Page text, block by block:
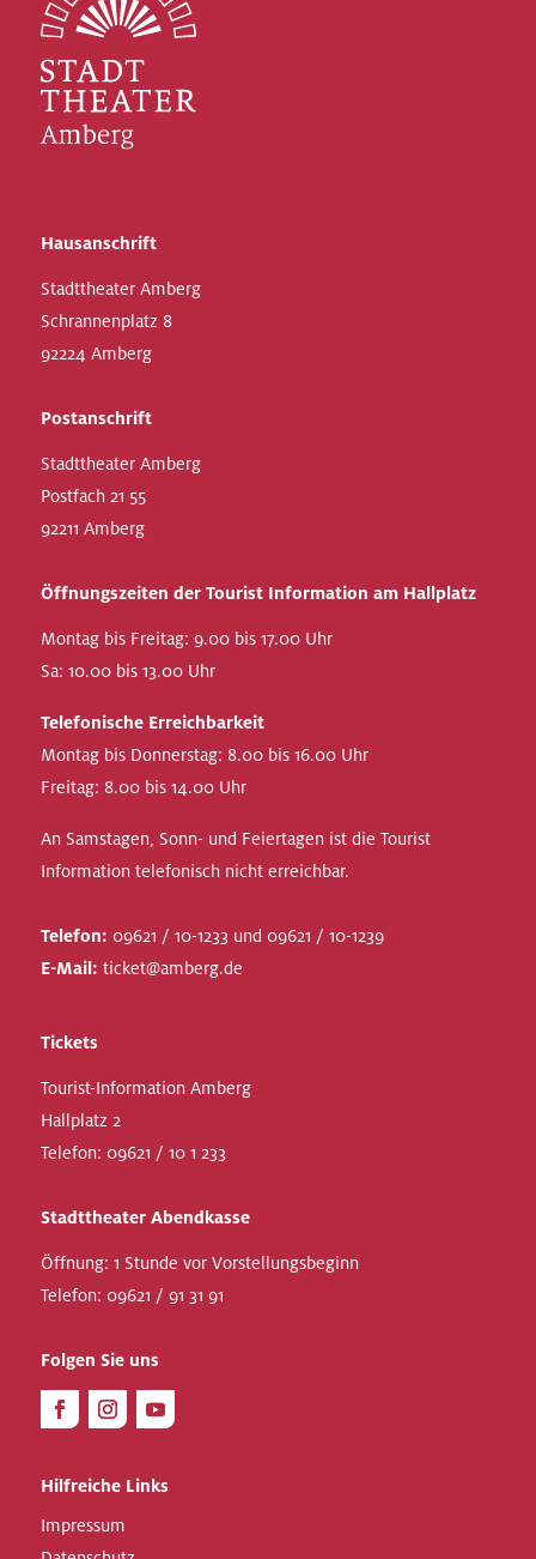
Hausanschrift
Stadttheater Amberg
Schrannenplatz 8
92224 Amberg
Postanschrift
Stadttheater Amberg
Postfach 21 55
92211 Amberg
Öffnungszeiten der Tourist Information am Hallplatz
Montag bis Freitag: 9.00 bis 17.00 Uhr
Sa: 10.00 bis 13.00 Uhr
Telefonische Erreichbarkeit
Montag bis Donnerstag: 8.00 bis 16.00 Uhr
Freitag: 8.00 bis 14.00 Uhr
An Samstagen, Sonn- und Feiertagen ist die Tourist
Information telefonisch nicht erreichbar.
Telefon: 09621 / 10-1233 und 09621 / 10-1239
E-Mail: ticket@amberg.de
Tickets
Tourist-Information Amberg
Hallplatz 2
Telefon: 09621 / 10 1 233
Stadttheater Abendkasse
Öffnung: 1 Stunde vor Vorstellungsbeginn
Telefon: 09621 / 91 31 91
Folgen Sie uns
Hilfreiche Links
Impressum